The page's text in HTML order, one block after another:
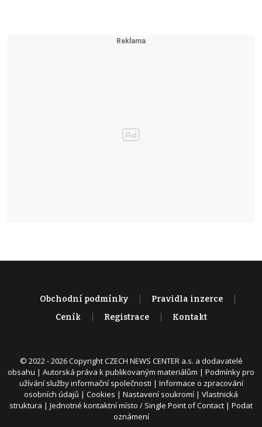
Obchodní podmínky
Pravidla inzerce
Ceník
Registrace Kontakt
© 2022 - 2026 Copyright CZECH NEWS CENTER a.s. a dodavatelé
obsahu | Autorská práva k publikovaným materiálům | Podmínky pro
užívání služby informační společnosti | Informace o zpracování
osobních údajů | Cookies | Nastavení soukromí | Vlastnická
struktura | Jednotné kontaktní místo / Single Point of Contact | Podat
oznámení